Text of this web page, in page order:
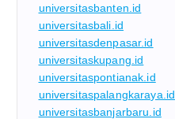
universitasbanten.id
universitasbali.id
universitasdenpasar.id
universitaskupang.id
universitaspontianak.id
universitaspalangkaraya.id
universitasbanjarbaru.id